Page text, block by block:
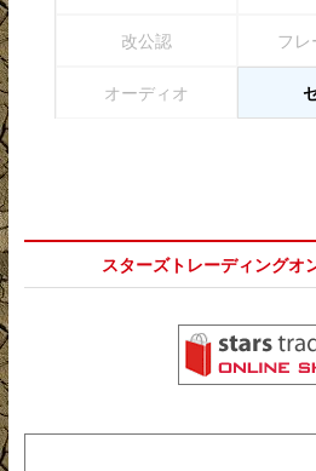
改公認 フレ
オーディオ
スターズトレーディングオ